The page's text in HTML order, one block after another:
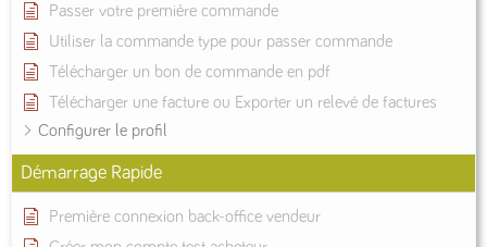
Passer votre première commande
Utiliser la commande type pour passer commande
Télécharger un bon de commande en pdf
Télécharger une facture ou Exporter un relevé de factures
Configurer le profil
Démarrage Rapide
Première connexion back-office vendeur